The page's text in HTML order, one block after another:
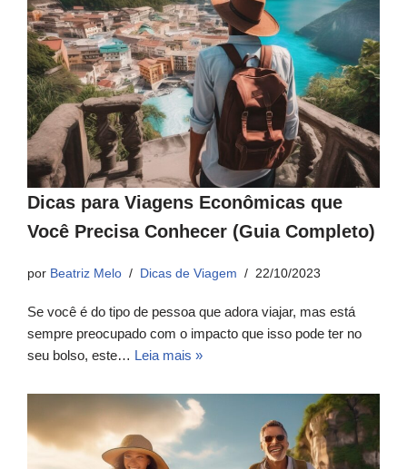
Dicas para Viagens Econômicas que
Você Precisa Conhecer (Guia Completo)
por Beatriz Melo Dicas de Viagem 22/10/2023
Se você é do tipo de pessoa que adora viajar, mas está
sempre preocupado com o impacto que isso pode ter no
seu bolso, este… Leia mais »